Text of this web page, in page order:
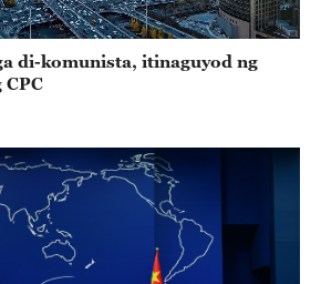
di-komunista, itinaguyod ng